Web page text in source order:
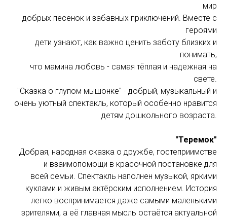
мир
добрых песенок и забавных приключений. Вместе с
героями
дети узнают, как важно ценить заботу близких и
понимать,
что мамина любовь - самая тёплая и надежная на
свете.
"Сказка о глупом мышонке" - добрый, музыкальный и
очень уютный спектакль, который особенно нравится
детям дошкольного возраста.
"Теремок"
Добрая, народная сказка о дружбе, гостеприимстве
и взаимопомощи в красочной постановке для
всей семьи. Спектакль наполнен музыкой, яркими
куклами и живым актёрским исполнением. История
легко воспринимается даже самыми маленькими
зрителями, а её главная мысль остаётся актуальной